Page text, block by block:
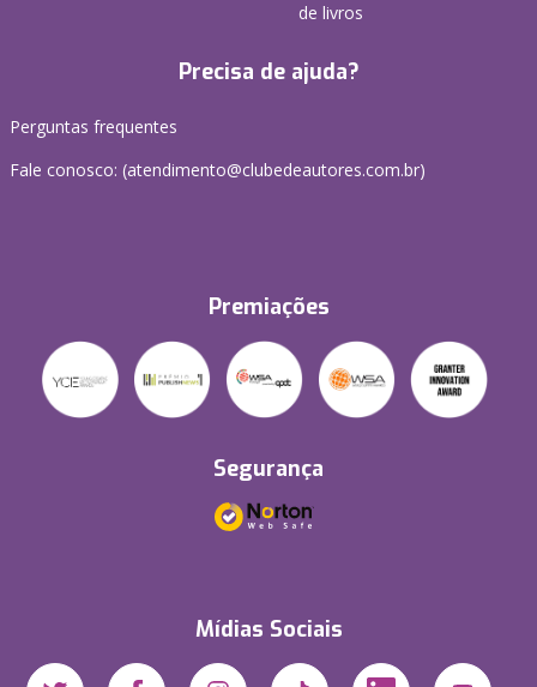
de livros
Precisa de ajuda?
Perguntas frequentes
Fale conosco: (atendimento@clubedeautores.com.br)
Premiações
Segurança
Mídias Sociais